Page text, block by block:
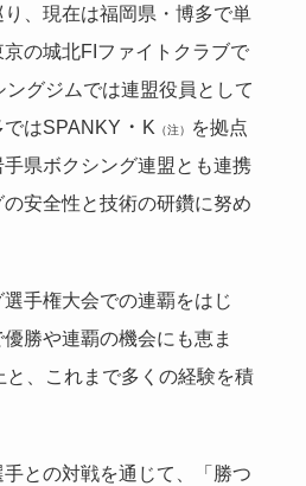
、現在は福岡県・博多で単
の城北FIファイトクラブで
グジムでは連盟役員として
はSPANKY ・ K （注）
を拠点
県ボクシング連盟とも連携
安全性と技術の研鑽に努め
手権大会での連覇をはじ
勝や連覇の機会にも恵ま
、これまで多くの経験を積
との対戦を通じて、「勝つ